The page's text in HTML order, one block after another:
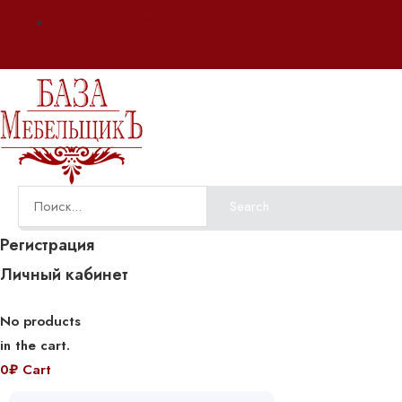
Search
Регистрация
Личный кабинет
No products
in the cart.
0₽ Cart